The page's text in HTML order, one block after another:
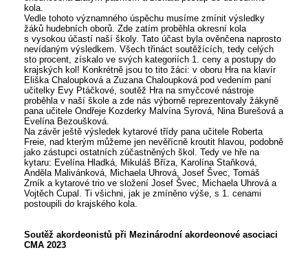
kola.
Vedle tohoto významného úspěchu musíme zmínit výsledky
žáků hudebních oborů. Zde zatím proběhla okresní kola
s vysokou účastí naší školy. Tato účast byla ověnčena naprosto
nevídaným výsledkem. Všech třináct soutěžících, tedy celých
sto procent, získalo ve svých kategoriích 1. ceny a postupy do
krajských kol! Konkrétně jsou to tito žáci: v oboru Hra na klavír
Eliška Chaloupková a Zuzana Chaloupková pod vedením paní
učitelky Evy Ptáčkové, soutěž Hra na smyčcové nástroje
proběhla v naší škole a zde nás výborně reprezentovaly žákyně
pana učitele Ondřeje Kozderky Malvína Syrová, Nina Burešová a
Evelína Bezoušková.
Na závěr ještě výsledek kytarové třídy pana učitele Roberta
Freie, nad kterým můžeme jen nevěřícně kroutit hlavou, podobně
jako zástupci ostatních zúčastněných škol. Tedy ve hře na
kytaru: Evelína Hladká, Mikuláš Bříza, Karolína Staňková,
Anděla Malivánková, Michaela Uhrová, Josef Švec, Tomáš
Zrník a kytarové trio ve složení Josef Švec, Michaela Uhrová a
Vojtěch Cupal. Ti všichni, jak je zmíněno výše, s 1. cenami
postoupili do krajského kola.
Soutěž akordeonistů při Mezinárodní akordeonové asociaci
CMA 2023